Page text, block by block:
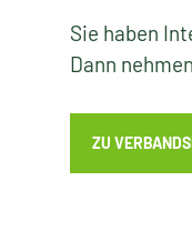
Sie haben
Dann
ZU